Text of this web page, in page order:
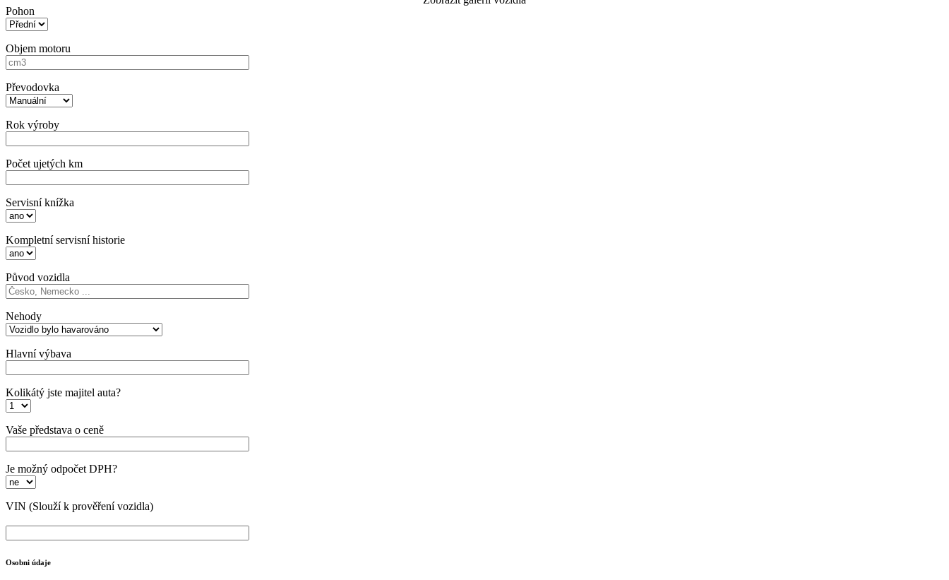
Pohon
Objem motoru
Převodovka
Rok výroby
Počet ujetých km
Servisní knížka
Kompletní servisní historie
Původ vozidla
Nehody
Hlavní výbava
Kolikátý jste majitel auta?
Vaše představa o ceně
Je možný odpočet DPH?
VIN (Slouží k prověření vozidla)
Osobni údaje